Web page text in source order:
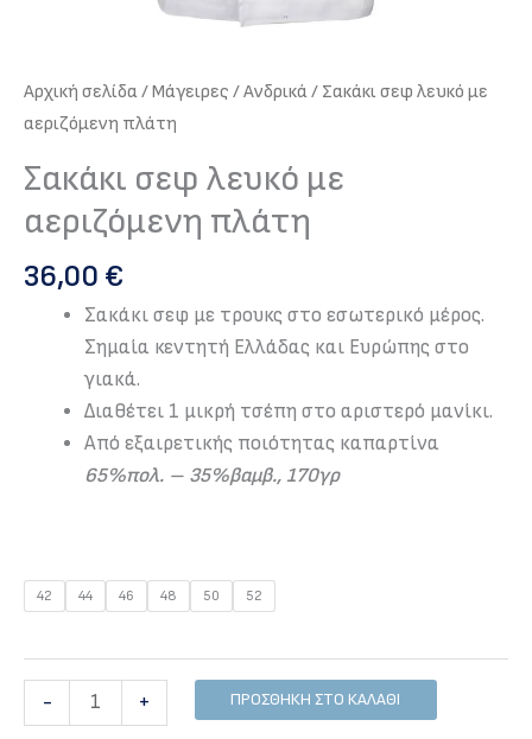
Αρχική σελίδα/Μάγειρες /Ανδρικά/ Σακάκι σεφ λευκό με
αεριζόμενη πλάτη
Σακάκι σεφ λευκό με
αεριζόμενη πλάτη
36,00 €
Σακάκι σεφ με τρουκς στο εσωτερικό μέρος.
Σημαία κεντητή Ελλάδας και Ευρώπης στο
γιακά.
Διαθέτει 1 μικρή τσέπη στο αριστερό μανίκι.
Από εξαιρετικής ποιότητας καπαρτίνα
65%πολ. – 35%βαμβ., 170γρ
42 44 46 48 50 52
-
σεφ
+ ΠΡΟΣΘΉΚΗ ΣΤΟ ΚΑΛΆΘΙ